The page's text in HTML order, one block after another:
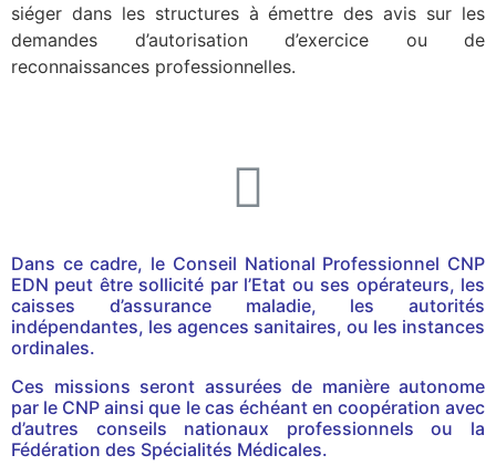
siéger dans les structures à émettre des avis sur les
demandes d’autorisation d’exercice ou de
reconnaissances professionnelles.
Dans ce cadre, le Conseil National Professionnel CNP
EDN peut être sollicité par l’Etat ou ses opérateurs, les
caisses d’assurance maladie, les autorités
indépendantes, les agences sanitaires, ou les instances
ordinales.
Ces missions seront assurées de manière autonome
par le CNP ainsi que le cas échéant en coopération avec
d’autres conseils nationaux professionnels ou la
Fédération des Spécialités Médicales.